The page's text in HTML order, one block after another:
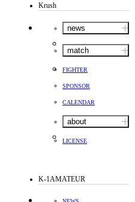
Krush
news
match
FIGHTER
SPONSOR
CALENDAR
about
LICENSE
K-1AMATEUR